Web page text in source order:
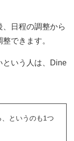
日程の調整から
できます。
という人は、Dine
というのも1つ